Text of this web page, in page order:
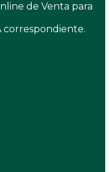
de Venta para
correspondiente.